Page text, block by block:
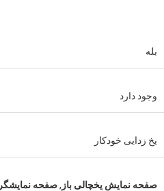
بله
وجود دارد
یخ زدایی خودکار
صفحه نمایش یخچالی باز ,صفحه نمایشگر